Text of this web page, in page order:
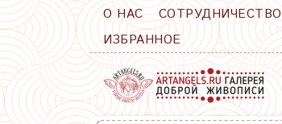
О НАС СОТРУДНИЧЕСТВО
ИЗБРАННОЕ